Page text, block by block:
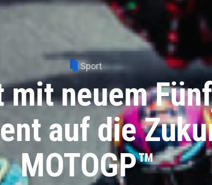
Sport
mit neuem
auf die
MOTOGP™